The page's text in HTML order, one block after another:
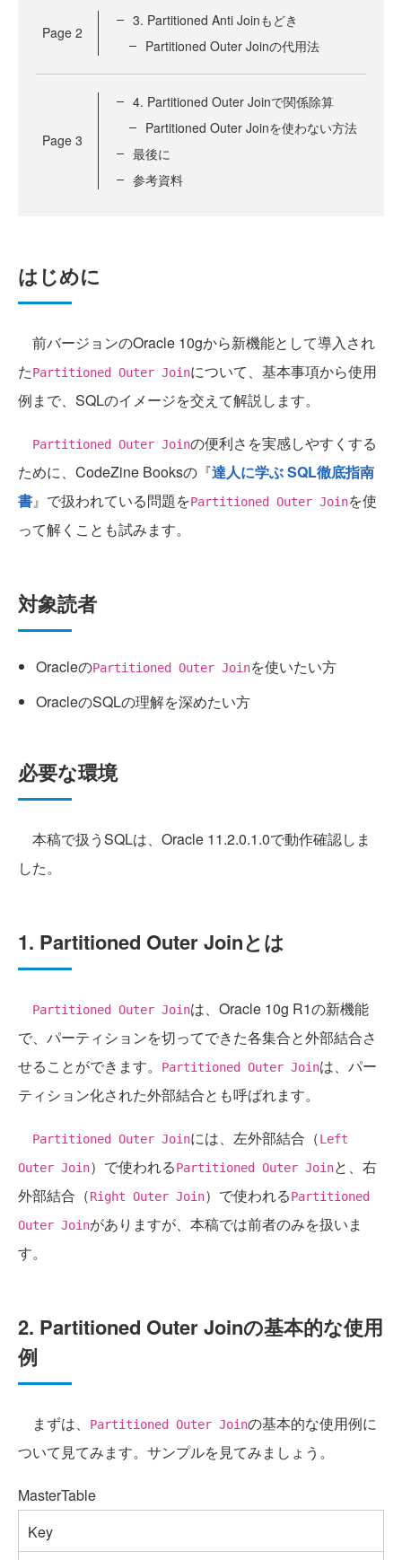
Page 2
3. Partitioned Anti Joinもどき
Partitioned Outer Joinの代用法
Page 3
4. Partitioned Outer Joinで関係除算
Partitioned Outer Joinを使わない方法
最後に
参考資料
はじめに
前バージョンのOracle 10gから新機能として導入され
たPartitioned Outer Joinについて、基本事項から使用
例まで、SQLのイメージを交えて解説します。
Partitioned Outer Joinの便利さを実感しやすくする
ために、CodeZine Booksの『達人に学ぶ SQL徹底指南
書』で扱われている問題をPartitioned Outer Joinを使
って解くことも試みます。
対象読者
OracleのPartitioned Outer Joinを使いたい方
OracleのSQLの理解を深めたい方
必要な環境
本稿で扱うSQLは、Oracle 11.2.0.1.0で動作確認しま
した。
1. Partitioned Outer Joinとは
Partitioned Outer Joinは、Oracle 10g R1の新機能
で、パーティションを切ってできた各集合と外部結合さ
せることができます。
Partitioned Outer Joinは、パー
ティション化された外部結合とも呼ばれます。
Partitioned Outer Joinには、左外部結合（Left
Outer Join）で使われるPartitioned Outer Joinと、右
外部結合（Right Outer Join）で使われるPartitioned
Outer Joinがありますが、本稿では前者のみを扱いま
す。
2. Partitioned Outer Joinの基本的な使用
例
まずは、 Partitioned Outer Joinの基本的な使用例に
ついて見てみます。サンプルを見てみましょう。
MasterTable
Key